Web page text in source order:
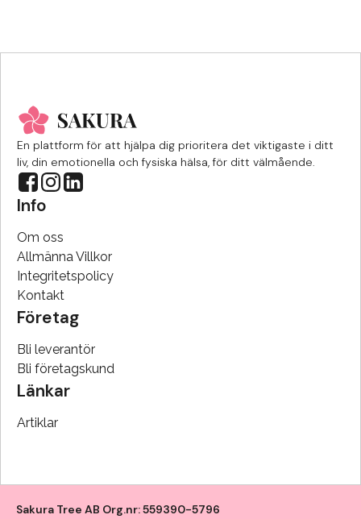
En plattform för att hjälpa dig prioritera det viktigaste i ditt
liv, din emotionella och fysiska hälsa, för ditt välmående.
Info
Om oss
Allmänna Villkor
Integritetspolicy
Kontakt
Företag
Bli leverantör
Bli företagskund
Länkar
Artiklar
Sakura Tree AB Org.nr: 559390-5796